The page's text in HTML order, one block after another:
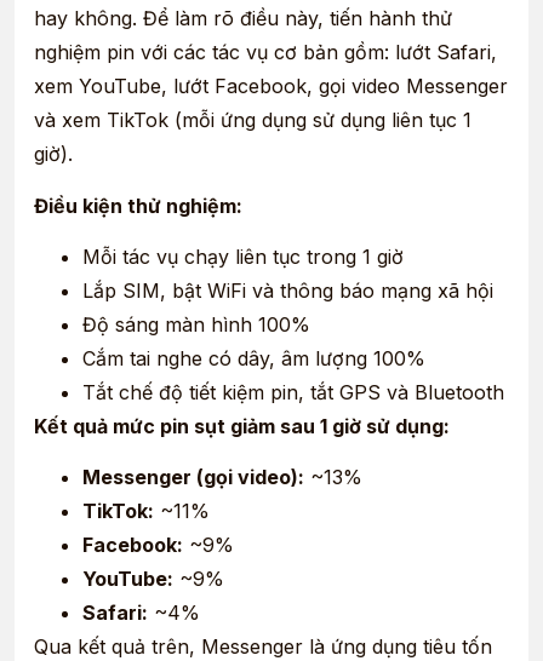
hay không. Để làm rõ điều này, tiến hành thử
nghiệm pin với các tác vụ cơ bản gồm: lướt Safari,
xem YouTube, lướt Facebook, gọi video Messenger
và xem TikTok (mỗi ứng dụng sử dụng liên tục 1
giờ).
Điều kiện thử nghiệm:
Mỗi tác vụ chạy liên tục trong 1 giờ
Lắp SIM, bật WiFi và thông báo mạng xã hội
Độ sáng màn hình 100%
Cắm tai nghe có dây, âm lượng 100%
Tắt chế độ tiết kiệm pin, tắt GPS và Bluetooth
Kết quả mức pin sụt giảm sau 1 giờ sử dụng:
Messenger (gọi video): ~13%
TikTok: ~11%
Facebook: ~9%
YouTube: ~9%
Safari: ~4%
Qua kết quả trên, Messenger là ứng dụng tiêu tốn